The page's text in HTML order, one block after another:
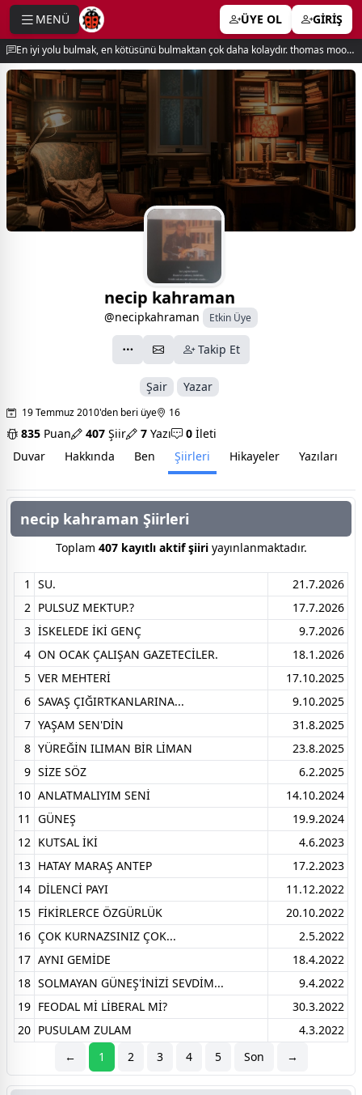
MENÜ ÜYE OL GİRİŞ
En iyi yolu bulmak, en kötüsünü bulmaktan çok daha kolaydır. thomas moore
necip kahraman
@necipkahraman Etkin Üye
Takip Et
Şair Yazar
19 Temmuz 2010'den beri üye 16
835 Puan 407 Şiir 7 Yazı 0 İleti
Duvar
Hakkında Ben Şiirleri Hikayeler Yazıları
necip kahraman Şiirleri
Toplam 407 kayıtlı aktif şiiriyayınlanmaktadır.
1 SU.
21.7.2026
2 PULSUZ MEKTUP.?
17.7.2026
3 İSKELEDE İKİ GENÇ
9.7.2026
4 ON OCAK ÇALIŞAN GAZETECİLER.
18.1.2026
5 VER MEHTERİ
17.10.2025
6 SAVAŞ ÇIĞIRTKANLARINA...
9.10.2025
7 YAŞAM SEN'DİN
31.8.2025
8 YÜREĞİN ILIMAN BİR LİMAN
23.8.2025
9 SİZE SÖZ
6.2.2025
10 ANLATMALIYIM SENİ
14.10.2024
11
GÜNEŞ
19.9.2024
12 KUTSAL İKİ
4.6.2023
13 HATAY MARAŞ ANTEP
17.2.2023
14 DİLENCİ PAYI
11.12.2022
15 FİKİRLERCE ÖZGÜRLÜK
20.10.2022
16 ÇOK KURNAZSINIZ ÇOK...
2.5.2022
17 AYNI GEMİDE
18.4.2022
18 SOLMAYAN GÜNEŞ'İNİZİ SEVDİM...
9.4.2022
19 FEODAL Mİ LİBERAL Mİ?
30.3.2022
20 PUSULAM ZULAM
4.3.2022
←
1 2 3 4 5 Son →
menu